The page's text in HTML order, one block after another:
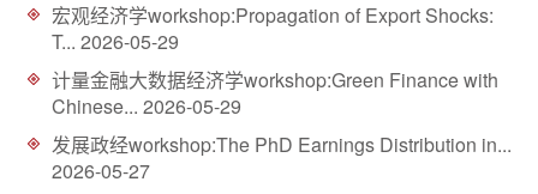
宏观经济学workshop:Propagation of Export Shocks:
T... 2026-05-29
计量金融大数据经济学workshop:Green Finance with
Chinese... 2026-05-29
发展政经workshop:The PhD Earnings Distribution in...
2026-05-27